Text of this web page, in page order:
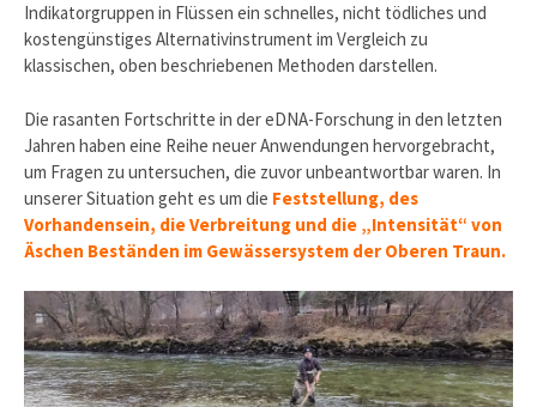
Indikatorgruppen in Flüssen ein schnelles, nicht tödliches und
kostengünstiges Alternativinstrument im Vergleich zu
klassischen, oben beschriebenen Methoden darstellen.
Die rasanten Fortschritte in der eDNA-Forschung in den letzten
Jahren haben eine Reihe neuer Anwendungen hervorgebracht,
um Fragen zu untersuchen, die zuvor unbeantwortbar waren. In
unserer Situation geht es um die Feststellung, des
Vorhandensein, die Verbreitung und die „Intensität“ von
Äschen Beständen im Gewässersystem der Oberen Traun.